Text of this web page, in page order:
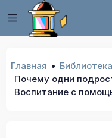
Главная
Библиотека
Почему одни
Воспитание с